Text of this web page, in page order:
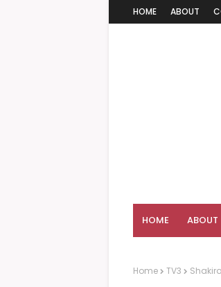
HOME ABOUT
HOME ABOUT
Home TV3